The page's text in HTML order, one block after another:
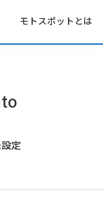
モトスポットとは
定